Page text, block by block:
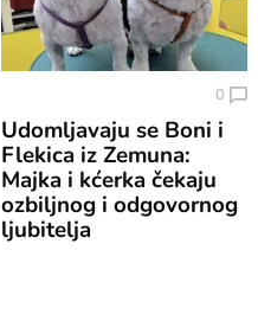
0
Udomljavaju se Boni i
Flekica iz Zemuna:
Majka i kćerka čekaju
ozbiljnog i odgovornog
ljubitelja